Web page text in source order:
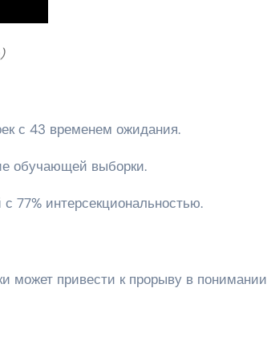
с 43 временем ожидания.
обучающей выборки.
77% интерсекциональностью.
может привести к прорыву в понимании